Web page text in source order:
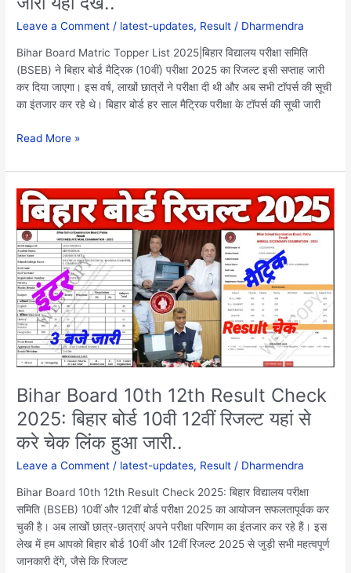
Leave a Comment / latest-updates, Result / Dharmendra
Bihar Board Matric Topper List 2025|बिहार विद्यालय परीक्षा समिति
(BSEB) ने बिहार बोर्ड मैट्रिक (10वीं) परीक्षा 2025 का रिजल्ट इसी सप्ताह जारी
कर दिया जाएगा। इस वर्ष, लाखों छात्रों ने परीक्षा दी थी और अब सभी टॉपर्स की सूची
का इंतजार कर रहे थे। बिहार बोर्ड हर साल मैट्रिक परीक्षा के टॉपर्स की सूची जारी
Read More »
Bihar Board 10th 12th Result Check
2025: बिहार बोर्ड 10वी 12वीं रिजल्ट यहां से
करे चेक लिंक हुआ जारी..
Leave a Comment / latest-updates, Result / Dharmendra
Bihar Board 10th 12th Result Check 2025: बिहार विद्यालय परीक्षा
समिति (BSEB) 10वीं और 12वीं बोर्ड परीक्षा 2025 का आयोजन सफलतापूर्वक कर
चुकी है। अब लाखों छात्र-छात्राएं अपने परीक्षा परिणाम का इंतजार कर रहे हैं। इस
लेख में हम आपको बिहार बोर्ड 10वीं और 12वीं रिजल्ट 2025 से जुड़ी सभी महत्वपूर्ण
जानकारी देंगे, जैसे कि रिजल्ट
Bihar
Board
10th
12th
Result
Check
2025:
बिहार
बोर्ड
10वी
12वीं
रिजल्ट
यहां
से
करे
लिंक
हुआ
जारी..